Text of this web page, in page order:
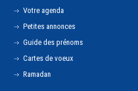
Votre agenda
Petites annonces
Guide des prénoms
Cartes de voeux
Ramadan